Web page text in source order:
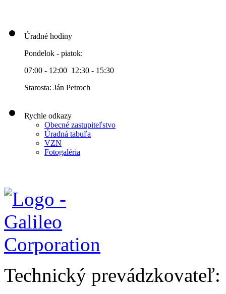
Úradné hodiny
Pondelok - piatok:
07:00 - 12:00 12:30 - 15:30
Starosta: Ján Petroch
Rychle odkazy
Obecné zastupiteľstvo
Úradná tabuľa
VZN
Fotogaléria
Technický prevádzkovateľ: